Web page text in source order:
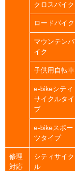
クロスバイク
ロードバイク
マウンテンバ
イク
子供用自転車
e-bikeシティ
サイクルタイ
プ
e-bikeスポー
ツタイプ
修理
対応
シティサイク
ル